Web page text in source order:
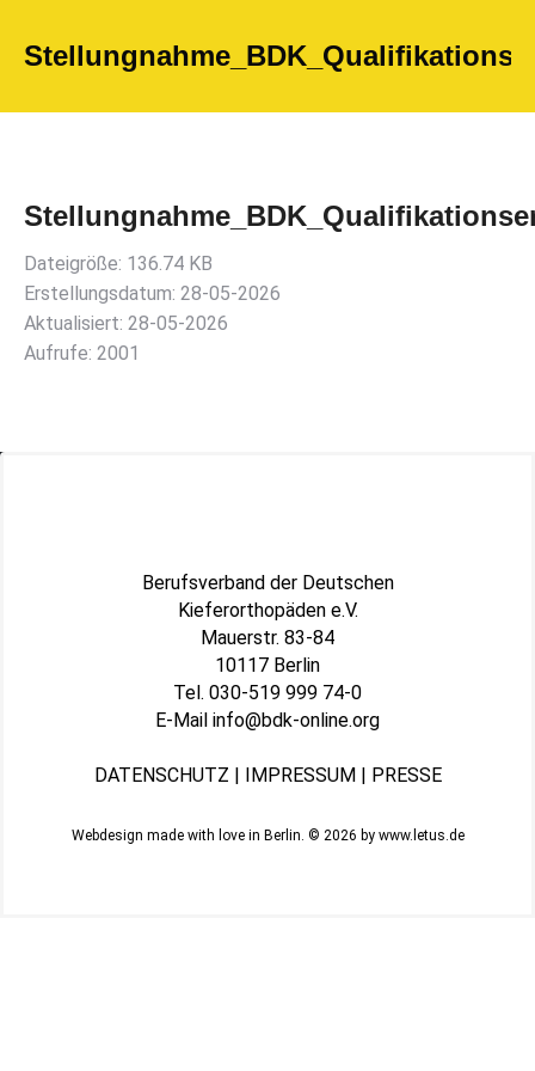
Dateigröße: 136.74 KB
Erstellungsdatum: 28-05-2026
Aktualisiert: 28-05-2026
Aufrufe: 2001
Berufsverband der Deutschen
Kieferorthopäden e.V.
Mauerstr. 83-84
10117 Berlin
Tel. 030-519 999 74-0
E-Mail info@bdk-online.org
DATENSCHUTZ | IMPRESSUM| PRESSE
Webdesign made with love in Berlin. © 2026 by www.letus.de